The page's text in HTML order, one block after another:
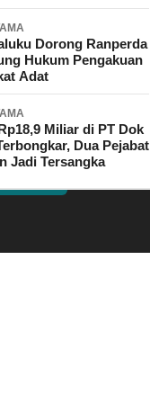
Dorong Ranperda
Hukum Pengakuan
Adat
Miliar di PT Dok
Dua Pejabat
Jadi Tersangka